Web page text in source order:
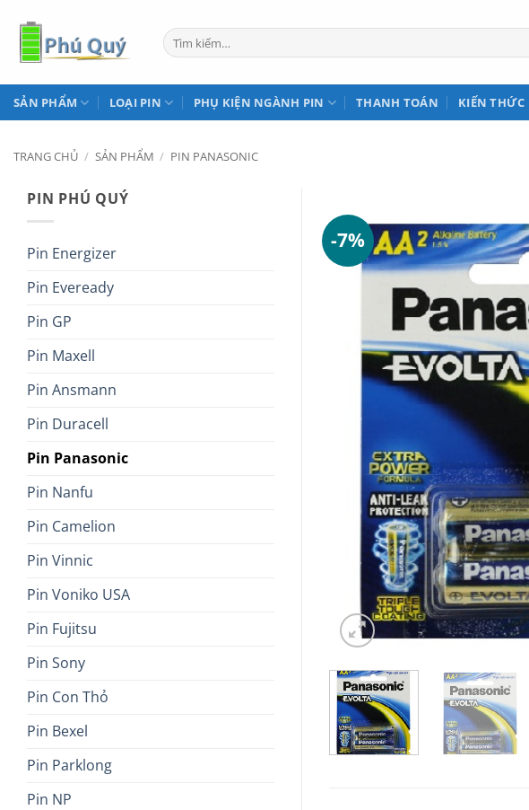
qua
nội
Tìm
kiếm:
SẢN PHẨM LOẠI PIN PHỤ KIỆN NGÀNH PIN THANH TOÁN KIẾN THỨC
TRANG CHỦ / SẢN PHẨM / PIN PANASONIC
PIN PHÚ QUÝ
Pin Energizer
Pin Eveready
Pin GP
Pin Maxell
Pin Ansmann
Pin Duracell
Pin Panasonic
Pin Nanfu
Pin Camelion
Pin Vinnic
Pin Voniko USA
Pin Fujitsu
Pin Sony
Pin Con Thỏ
Pin Bexel
Pin Parklong
Pin NP
-7%